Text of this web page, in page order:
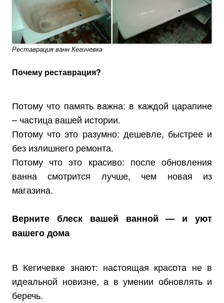
Реставрация ванн Кегичевка
Почему реставрация?
Потому что память важна: в каждой царапине
– частица вашей истории.
Потому что это разумно: дешевле, быстрее и
без излишнего ремонта.
Потому что это красиво: после обновления
ванна смотрится лучше, чем новая из
магазина.
Верните блеск вашей ванной — и уют
вашего дома
В Кегичевке знают: настоящая красота не в
идеальной новизне, а в умении обновлять и
беречь.